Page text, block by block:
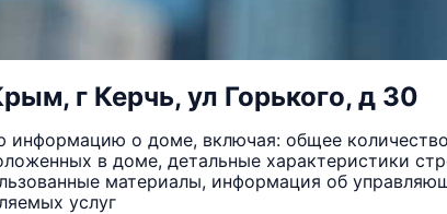
г Керчь, ул Горького, д 30
информацию о доме, включая: общее
в доме, детальные характеристики
материалы, информация об
услуг